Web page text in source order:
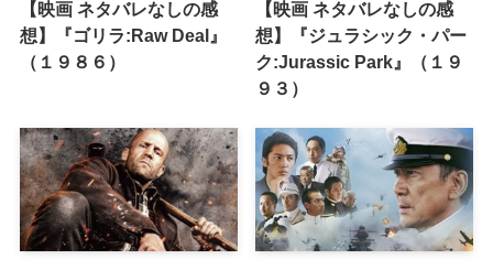
【映画 ネタバレなしの感
想】『ゴリラ:Raw Deal』
（１９８６）
【映画 ネタバレなしの感
想】『ジュラシック・パー
ク:Jurassic Park』（１９
９３）